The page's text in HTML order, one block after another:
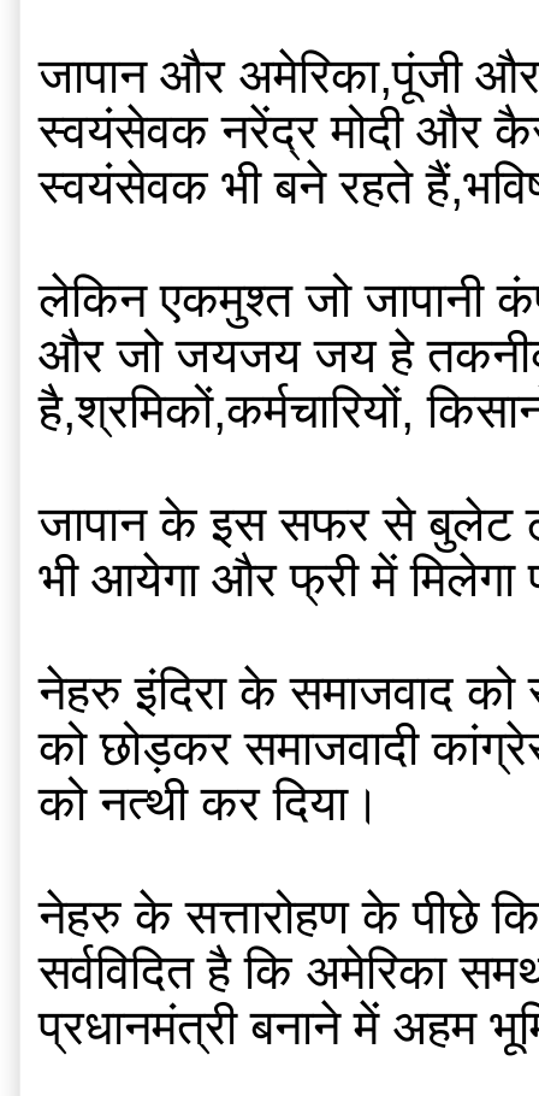
जापान और अमेरिका,पूंजी
स्वयंसेवक नरेंद्र मोदी और
स्वयंसेवक भी बने रहते
लेकिन एकमुश्त जो जापानी
और जो जयजय जय हे
है,श्रमिकों,कर्मचारियों,
जापान के इस सफर से बुलेट
भी आयेगा और फ्री में मिलेगा
नेहरु इंदिरा के समाजवाद
को छोड़कर समाजवादी
को नत्थी कर दिया।
नेहरु के सत्तारोहण के पीछे
सर्वविदित है कि अमेरिका
प्रधानमंत्री बनाने में अहम